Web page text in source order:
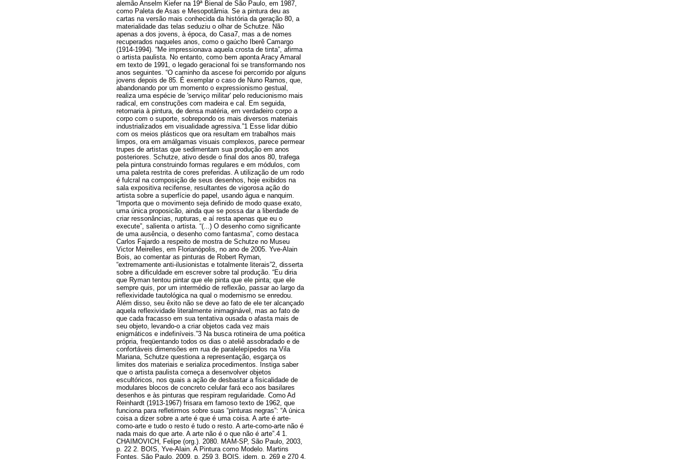
alemão Anselm Kiefer na 19ª Bienal de São Paulo, em 1987,
como Paleta de Asas e Mesopotâmia. Se a pintura deu as
cartas na versão mais conhecida da história da geração 80, a
materialidade das telas seduziu o olhar de Schutze. Não
apenas a dos jovens, à época, do Casa7, mas a de nomes
recuperados naqueles anos, como o gaúcho Iberê Camargo
(1914-1994). “Me impressionava aquela crosta de tinta”, afirma
o artista paulista. No entanto, como bem aponta Aracy Amaral
em texto de 1991, o legado geracional foi se transformando nos
anos seguintes. “O caminho da ascese foi percorrido por alguns
jovens depois de 85. É exemplar o caso de Nuno Ramos, que,
abandonando por um momento o expressionismo gestual,
realiza uma espécie de 'serviço militar' pelo reducionismo mais
radical, em construções com madeira e cal. Em seguida,
retornaria à pintura, de densa matéria, em verdadeiro corpo a
corpo com o suporte, sobrepondo os mais diversos materiais
industrializados em visualidade agressiva.”1 Esse lidar dúbio
com os meios plásticos que ora resultam em trabalhos mais
limpos, ora em amálgamas visuais complexos, parece permear
trupes de artistas que sedimentam sua produção em anos
posteriores. Schutze, ativo desde o final dos anos 80, trafega
pela pintura construindo formas regulares e em módulos, com
uma paleta restrita de cores preferidas. A utilização de um rodo
é fulcral na composição de seus desenhos, hoje exibidos na
sala expositiva recifense, resultantes de vigorosa ação do
artista sobre a superfície do papel, usando água e nanquim.
“Importa que o movimento seja definido de modo quase exato,
uma única proposicão, ainda que se possa dar a liberdade de
criar ressonâncias, rupturas, e aí resta apenas que eu o
execute”, salienta o artista. “(...) O desenho como significante
de uma ausência, o desenho como fantasma”, como destaca
Carlos Fajardo a respeito de mostra de Schutze no Museu
Victor Meirelles, em Florianópolis, no ano de 2005. Yve-Alain
Bois, ao comentar as pinturas de Robert Ryman,
“extremamente anti-ilusionistas e totalmente literais”2, disserta
sobre a dificuldade em escrever sobre tal produção. “Eu diria
que Ryman tentou pintar que ele pinta que ele pinta; que ele
sempre quis, por um intermédio de reflexão, passar ao largo da
reflexividade tautológica na qual o modernismo se enredou.
Além disso, seu êxito não se deve ao fato de ele ter alcançado
aquela reflexividade literalmente inimaginável, mas ao fato de
que cada fracasso em sua tentativa ousada o afasta mais de
seu objeto, levando-o a criar objetos cada vez mais
enigmáticos e indefiníveis.”3 Na busca rotineira de uma poética
própria, freqüentando todos os dias o ateliê assobradado e de
confortáveis dimensões em rua de paralelepípedos na Vila
Mariana, Schutze questiona a representação, esgarça os
limites dos materiais e serializa procedimentos. Instiga saber
que o artista paulista começa a desenvolver objetos
escultóricos, nos quais a ação de desbastar a fisicalidade de
modulares blocos de concreto celular fará eco aos basilares
desenhos e às pinturas que respiram regularidade. Como Ad
Reinhardt (1913-1967) frisara em famoso texto de 1962, que
funciona para refletirmos sobre suas “pinturas negras”: “A única
coisa a dizer sobre a arte é que é uma coisa. A arte é arte-
como-arte e tudo o resto é tudo o resto. A arte-como-arte não é
nada mais do que arte. A arte não é o que não é arte”.4 1.
CHAIMOVICH, Felipe (org.). 2080. MAM-SP, São Paulo, 2003,
p. 22 2. BOIS, Yve-Alain. A Pintura como Modelo. Martins
Fontes, São Paulo, 2009, p. 259 3. BOIS, idem, p. 269 e 270 4.